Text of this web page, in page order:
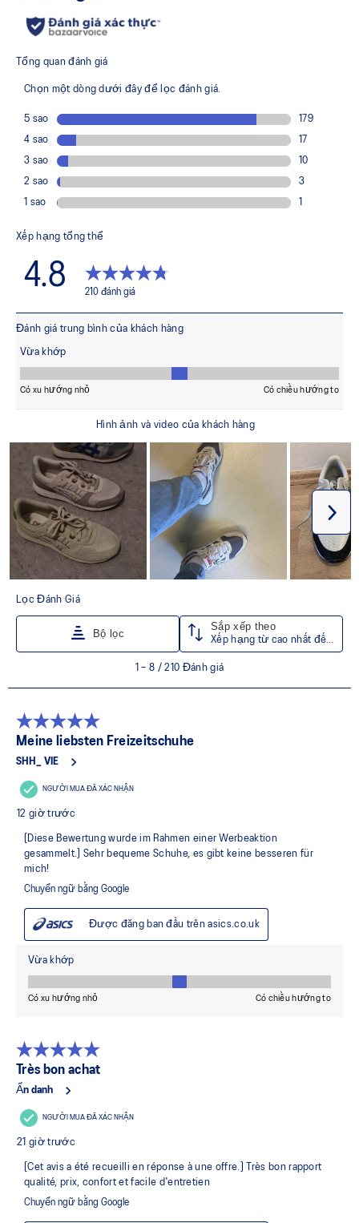
Tấm lót giày ORTHOLITE™